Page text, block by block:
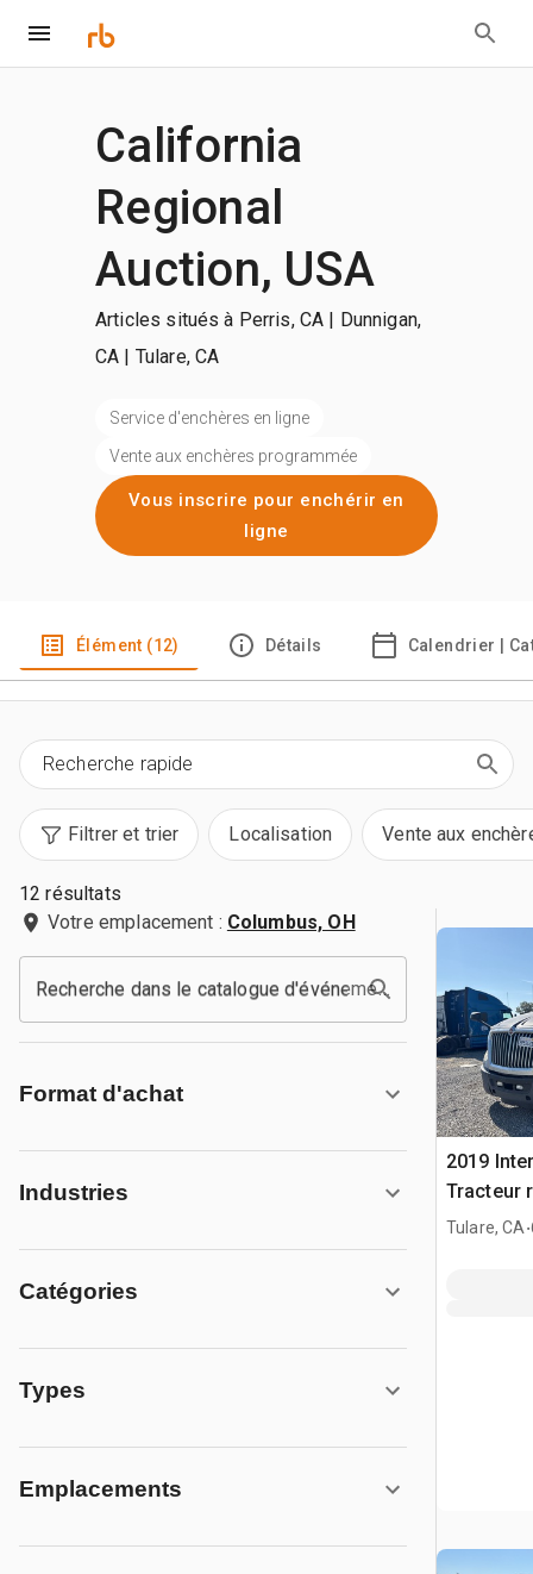
California
Regional
Auction, USA
Articles situés à Perris, CA | Dunnigan,
CA | Tulare, CA
Service d'enchères en ligne
Vente aux enchères programmée
Vous inscrire pour enchérir en
ligne
Élément (12) Détails Calendrier |
Filtrer et trier Localisation Vente aux
12 résultats
Votre emplacement : Columbus, OH
Recherche dans le catalogue d'événements
Format d'achat
Industries
Catégories
Types
Emplacements
2019
Tracteur
Tulare, CA.